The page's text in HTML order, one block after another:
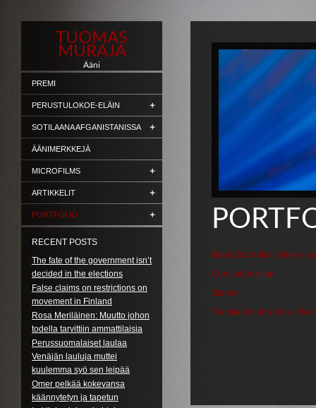
TUOMAS
MURAJA
Ääni
PREMI
PERUSTULOKOE-ELÄIN
SOTILAANA AFGANISTANISSA
ÄÄNIMERKKEJÄ
MICROFILMS
ARTIKKELIT
PORTFOLIO
RECENT POSTS
The fate of the government isn’t
decided in the elections
False claims on restrictions on
movement in Finland
Rosa Meriläinen: Muutto johon
todella tarvittiin ammattilaisia
Perussuomalaiset laulaa
Venäjän lauluja muttei
kuulemma syö sen leipää
Omer pelkää kokevansa
käännytetyn ja tapetun
Brändijournalisti tekee
Curriculum vitae
Stories
Translation of silence: